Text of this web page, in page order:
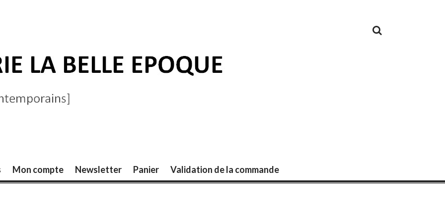
Mon compte Newsletter Panier Validation de la commande